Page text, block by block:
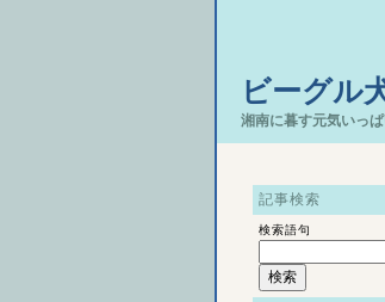
ビーグル
湘南に暮す元気いっ
記事検索
検索語句